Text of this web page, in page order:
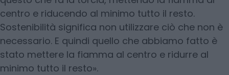
centro e riducendo al minimo tutto il resto.
Sostenibilità significa non utilizzare ciò che non è
necessario. E quindi quello che abbiamo fatto è
stato mettere la fiamma al centro e ridurre al
minimo tutto il resto».